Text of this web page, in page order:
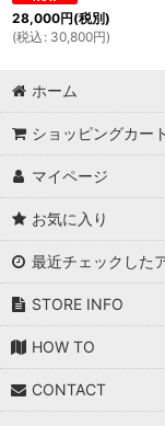
28,000円(税別)
(税込 : 30,800円)
ホーム
ショッピングカート
マイページ
お気に入り
最近チェックした
STORE INFO
HOW TO
CONTACT